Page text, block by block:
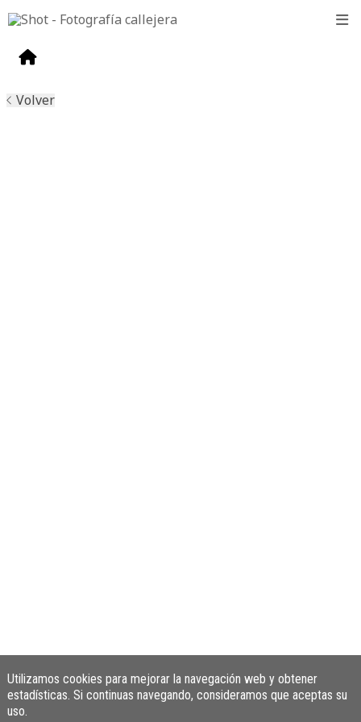
Volver
Utilizamos cookies para mejorar la navegación web y obtener
estadísticas. Si continuas navegando, consideramos que aceptas su
uso.